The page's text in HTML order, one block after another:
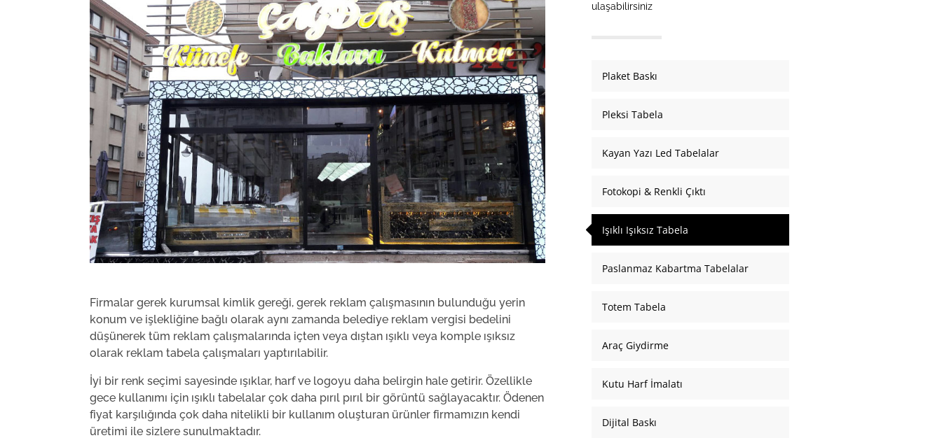
Firmalar gerek kurumsal kimlik gereği, gerek reklam çalışmasının bulunduğu yerin
konum ve işlekliğine bağlı olarak aynı zamanda belediye reklam vergisi bedelini
düşünerek tüm reklam çalışmalarında içten veya dıştan ışıklı veya komple ışıksız
olarak reklam tabela çalışmaları yaptırılabilir.
İyi bir renk seçimi sayesinde ışıklar, harf ve logoyu daha belirgin hale getirir. Özellikle
gece kullanımı için ışıklı tabelalar çok daha pırıl pırıl bir görüntü sağlayacaktır. Ödenen
fiyat karşılığında çok daha nitelikli bir kullanım oluşturan ürünler firmamızın kendi
üretimi ile sizlere sunulmaktadır.
ulaşabilirsiniz
Plaket Baskı
Pleksi Tabela
Kayan Yazı Led Tabelalar
Fotokopi & Renkli Çıktı
Işıklı Işıksız Tabela
Paslanmaz Kabartma Tabelalar
Totem Tabela
Araç Giydirme
Kutu Harf İmalatı
Dijital Baskı